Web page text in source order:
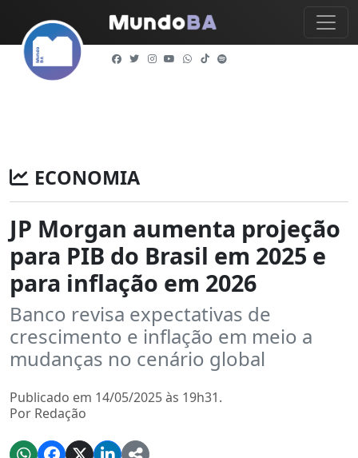
ECONOMIA
JP Morgan aumenta projeção
para PIB do Brasil em 2025 e
para inflação em 2026
Banco revisa expectativas de
crescimento e inflação em meio a
mudanças no cenário global
Publicado em 14/05/2025 às 19h31.
Por Redação